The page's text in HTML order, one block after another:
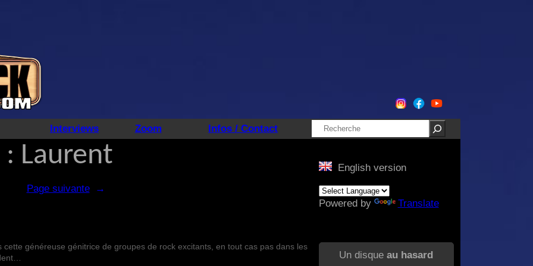
Interviews Zoom Infos / Contact Rechercher
Laurent
Page suivante →
cette généreuse génitrice de groupes de rock excitants, en tout cas pas dans les
English version
Powered by Translate
Un disque au hasard